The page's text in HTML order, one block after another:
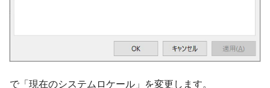
で「現在のシステムロケール」を変更します。